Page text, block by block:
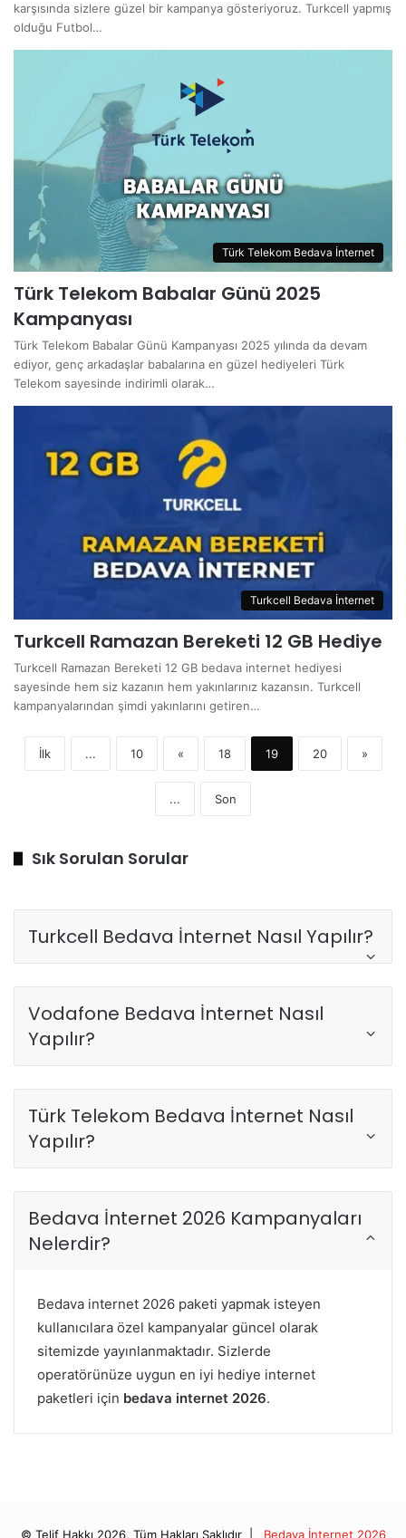
karşısında sizlere güzel bir kampanya gösteriyoruz. Turkcell yapmış
olduğu Futbol…
Türk Telekom Bedava İnternet
Türk Telekom Babalar Günü 2025
Kampanyası
Türk Telekom Babalar Günü Kampanyası 2025 yılında da devam
ediyor, genç arkadaşlar babalarına en güzel hediyeleri Türk
Telekom sayesinde indirimli olarak…
Turkcell Bedava İnternet
Turkcell Ramazan Bereketi 12 GB Hediye
Turkcell Ramazan Bereketi 12 GB bedava internet hediyesi
sayesinde hem siz kazanın hem yakınlarınız kazansın. Turkcell
kampanyalarından şimdi yakınlarını getiren…
İlk ... 10 « 18 19 20 »
... Son
Sık Sorulan Sorular
Turkcell Bedava İnternet Nasıl Yapılır?
Vodafone Bedava İnternet Nasıl
Yapılır?
Türk Telekom Bedava İnternet Nasıl
Yapılır?
Bedava İnternet 2026 Kampanyaları
Nelerdir?
Bedava internet 2026 paketi yapmak isteyen
kullanıcılara özel kampanyalar güncel olarak
sitemizde yayınlanmaktadır. Sizlerde
operatörünüze uygun en iyi hediye internet
paketleri için bedava internet 2026.
© Telif Hakkı 2026, Tüm Hakları Saklıdır | Bedava İnternet 2026